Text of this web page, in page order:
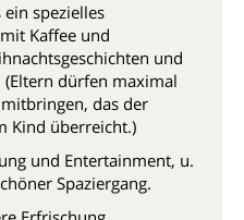
spezielles
Kaffee und
und
dürfen maximal
das der
Kind überreicht.)
und Entertainment, u.
Spaziergang.